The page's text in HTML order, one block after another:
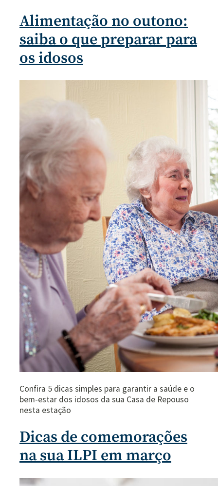
Alimentação no outono:
saiba o que preparar para
os idosos
Confira 5 dicas simples para garantir a saúde e o
bem-estar dos idosos da sua Casa de Repouso
nesta estação
Dicas de comemorações
na sua ILPI em março